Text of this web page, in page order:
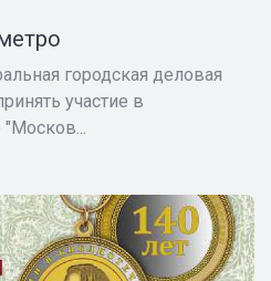
городская деловая
участие в